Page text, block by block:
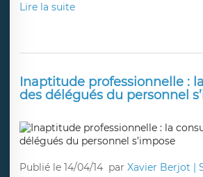
Lire la suite
Inaptitude professionnelle :
des délégués du personnel
Publié le 14/04/14 parXavier Berjot |